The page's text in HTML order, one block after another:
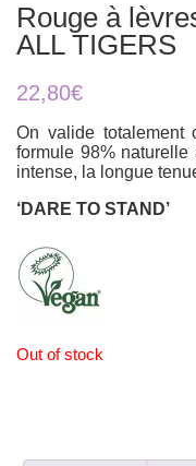
Rouge à
ALL TIGERS
22,80€
On valide totalement
formule 98%
intense, la longue
‘DARE TO STAND’
Out of stock